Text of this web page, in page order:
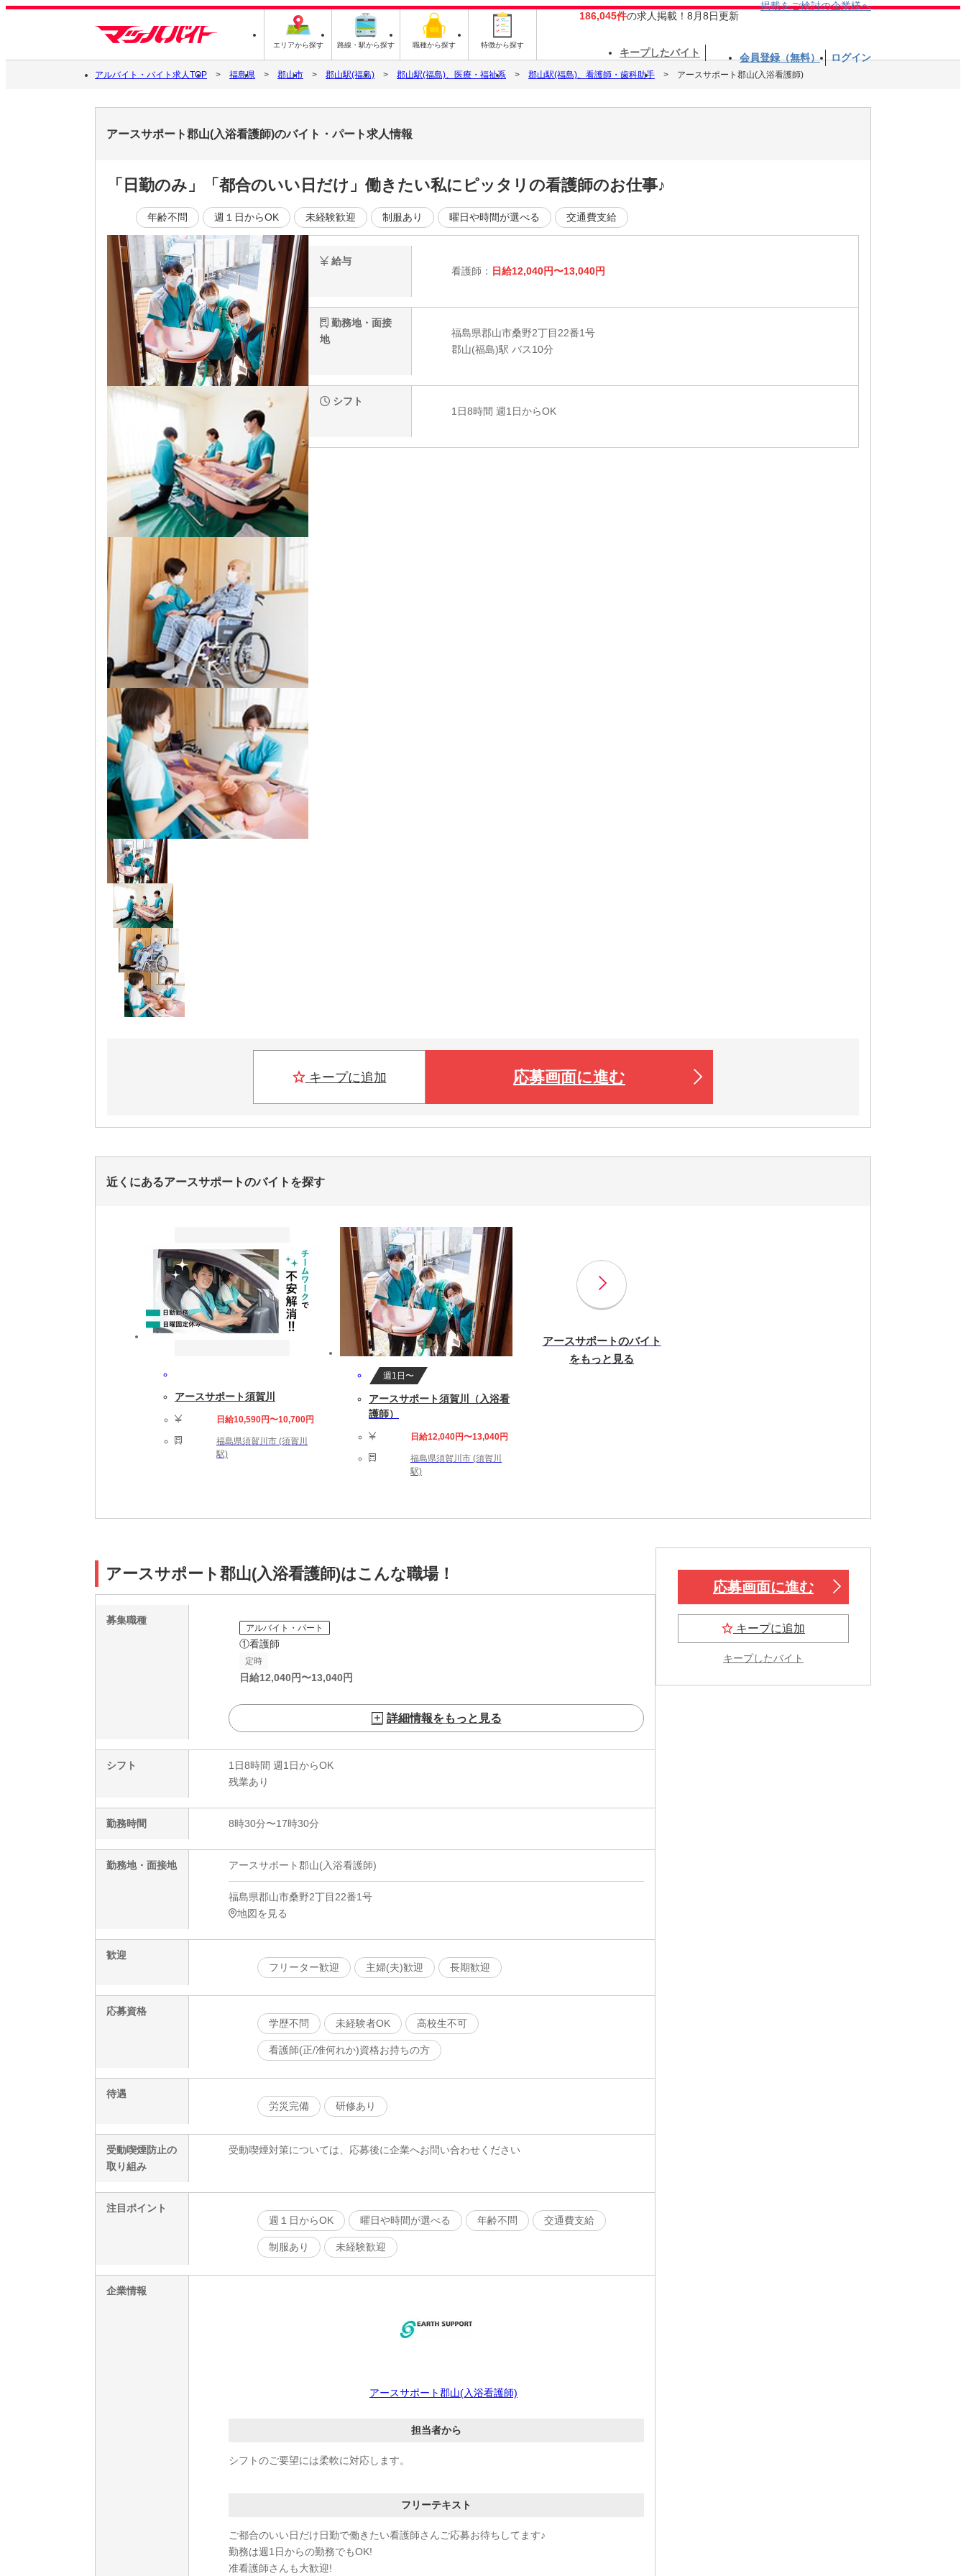
エリアから探す 路線・駅から探す 職種から探す 特徴から探す
186,045件の求人掲載！8月8日更新
掲載をご検討の企業様へ
キープしたバイト 会員登録（無料） ログイン
アルバイト・バイト求人TOP 福島県 郡山市 郡山駅(福島) 郡山駅(福島)、医療・福祉系 郡山駅(福島)、看護師・歯科助手 アースサポート郡山(入浴看護師)
アースサポート郡山(入浴看護師)のバイト・パート求人情報
「日勤のみ」「都合のいい日だけ」働きたい私にピッタリの看護師のお仕事♪
年齢不問 週１日からOK 未経験歓迎 制服あり 曜日や時間が選べる 交通費支給
給与
看護師： 日給12,040円〜13,040円
勤務地・面接
地
福島県郡山市桑野2丁目22番1号
郡山(福島)駅 バス10分
シフト
1日8時間 週1日からOK
キープに追加 応募画面に進む
近くにあるアースサポートのバイトを探す
アースサポート須賀川
日給10,590円〜10,700円
福島県須賀川市 (須賀川
駅)
週1日〜
アースサポート須賀川（入浴看
護師）
日給12,040円〜13,040円
福島県須賀川市 (須賀川
駅)
アースサポートのバイト
をもっと見る
アースサポート郡山(入浴看護師)はこんな職場！
募集職種
アルバイト・パート
①看護師
定時
日給12,040円〜13,040円
詳細情報をもっと見る
シフト
1日8時間 週1日からOK
残業あり
勤務時間 8時30分〜17時30分
勤務地・面接地 アースサポート郡山(入浴看護師)
福島県郡山市桑野2丁目22番1号
地図を見る
歓迎
フリーター歓迎
主婦(夫)歓迎 長期歓迎
応募資格
学歴不問
未経験者OK 高校生不可
看護師(正/准何れか)資格お持ちの方
待遇
労災完備
研修あり
受動喫煙防止の
取り組み
受動喫煙対策については、応募後に企業へお問い合わせください
注目ポイント
週１日からOK
曜日や時間が選べる 年齢不問 交通費支給
制服あり 未経験歓迎
企業情報
アースサポート郡山(入浴看護師)
担当者から
シフトのご要望には柔軟に対応します。
フリーテキスト
ご都合のいい日だけ日勤で働きたい看護師さんご応募お待ちしてます♪
勤務は週1日からの勤務でもOK!
准看護師さんも大歓迎!
応募画面に進む
キープに追加
キープしたバイト